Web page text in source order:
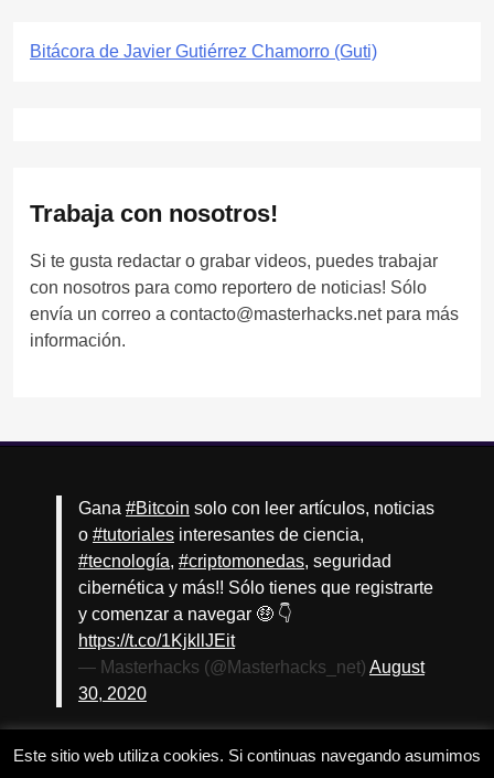
Bitácora de Javier Gutiérrez Chamorro (Guti)
Trabaja con nosotros!
Si te gusta redactar o grabar videos, puedes trabajar
con nosotros para como reportero de noticias! Sólo
envía un correo a contacto@masterhacks.net para más
información.
Gana #Bitcoin solo con leer artículos, noticias
o #tutoriales interesantes de ciencia,
#tecnología, #criptomonedas, seguridad
cibernética y más!! Sólo tienes que registrarte
y comenzar a navegar 🤑 👇
https://t.co/1KjkllJEit
— Masterhacks (@Masterhacks_net) August
30, 2020
Este sitio web utiliza cookies. Si continuas navegando asumimos